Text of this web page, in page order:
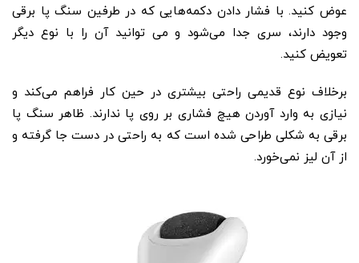
عوض کنید. با فشار دادن دکمه‌هایی که در طرفین سنگ پا برقی
وجود دارند، سری جدا می‌شود و می توانید آن را با نوع دیگر
تعویض کنید.
برخلاف نوع قدیمی راحتی بیشتری در حین کار فراهم می‌کند و
نیازی به وارد آوردن هیچ فشاری بر روی پا ندارند. ظاهر سنگ پا
برقی به شکلی طراحی شده است که به راحتی در دست جا گرفته و
از آن لیز نمی‌خورد.